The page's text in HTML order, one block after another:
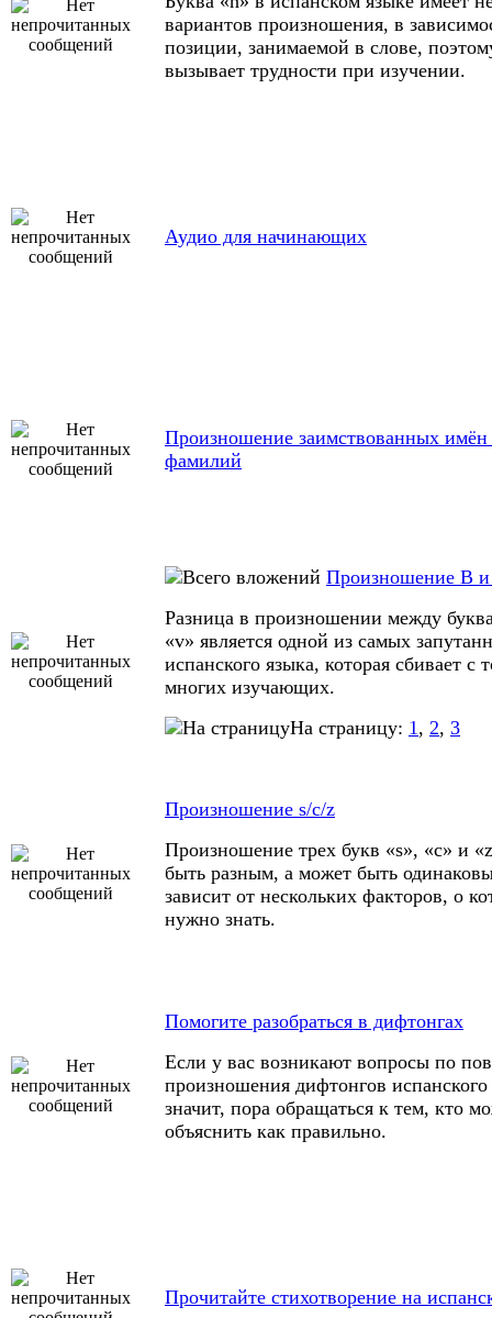
вариантов произношения, в
позиции, занимаемой в слове,
вызывает трудности при изучении.
Аудио для начинающих
Произношение заимствованных
фамилий
Произношение B
Разница в произношении между
«v» является одной из самых
испанского языка, которая сбивает с
многих изучающих.
На страницу: 1, 2, 3
Произношение s/c/z
Произношение трех букв «s», «c» и
быть разным, а может быть
зависит от нескольких факторов, о
нужно знать.
Помогите разобраться в дифтонгах
Если у вас возникают вопросы по
произношения дифтонгов испанского
значит, пора обращаться к тем, кто
объяснить как правильно.
Прочитайте стихотворение на